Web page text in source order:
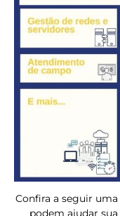
Confira a seguir
podem ajudar